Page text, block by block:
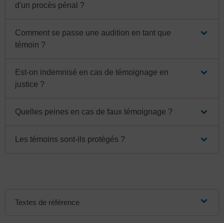
d'un procès pénal ?
Comment se passe une audition en tant que
témoin ?
Est-on indemnisé en cas de témoignage en
justice ?
Quelles peines en cas de faux témoignage ?
Les témoins sont-ils protégés ?
Textes de référence